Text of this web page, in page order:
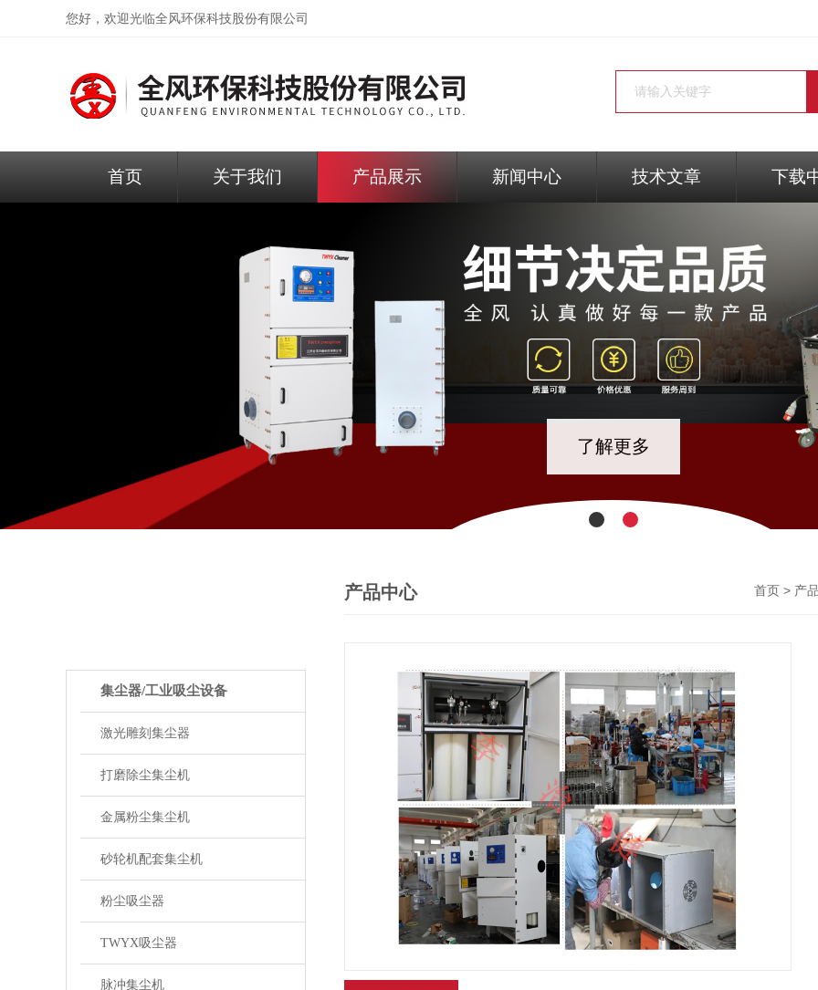
您好，欢迎光临全风环保科技股份有限公司
首页 关于我们 产品展示 新闻中心 技术文章 下载
了解更多
集尘器/工业吸尘设备
激光雕刻集尘器
打磨除尘集尘机
金属粉尘集尘机
砂轮机配套集尘机
粉尘吸尘器
TWYX吸尘器
脉冲集尘机
产品中心 首页 > 产